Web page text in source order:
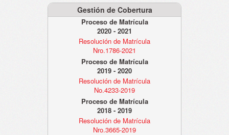
Gestión de Cobertura
Proceso de Matrícula
2020 - 2021
Resolución de Matrícula
Nro.1786-2021
Proceso de Matrícula
2019 - 2020
Resolución de Matrícula
No.4233-2019
Proceso de Matrícula
2018 - 2019
Resolución de Matrícula
Nro.3665-2019